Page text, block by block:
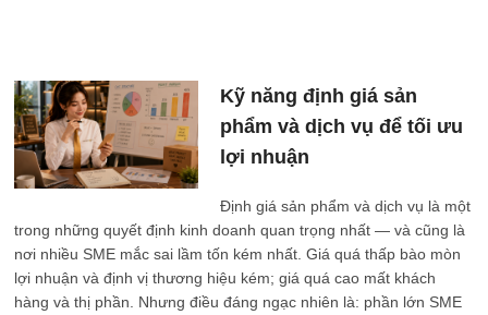
hàng
sau
bán
hàng
và
tăng
lệ
quay
Kỹ năng định giá sản
phẩm và dịch vụ để tối ưu
lợi nhuận
Định giá sản phẩm và dịch vụ là một
trong những quyết định kinh doanh quan trọng nhất — và cũng là
nơi nhiều SME mắc sai lầm tốn kém nhất. Giá quá thấp bào mòn
lợi nhuận và định vị thương hiệu kém; giá quá cao mất khách
hàng và thị phần. Nhưng điều đáng ngạc nhiên là: phần lớn SME